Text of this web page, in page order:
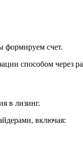
формируем счет.
способом через
в лизинг.
включая: